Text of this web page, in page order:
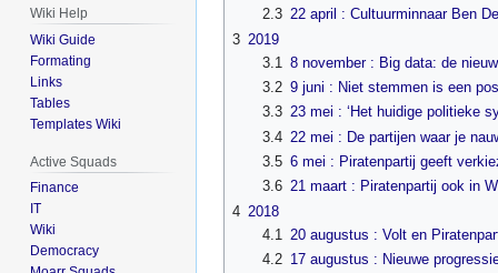
2.3 22 april : Cultuurminnaar Ben
3 2019
3.1
8 november : Big data: de
3.2 9 juni : Niet stemmen is een
3.3 23 mei : ‘Het huidige politieke
3.4 22 mei : De partijen waar je
3.5 6 mei : Piratenpartij geeft
3.6 21 maart : Piratenpartij ook in
4 2018
4.1
20 augustus : Volt en
4.2 17 augustus : Nieuwe
Wiki Help
Wiki Guide
Formating
Links
Tables
Templates Wiki
Active Squads
Finance
IT
Wiki
Democracy